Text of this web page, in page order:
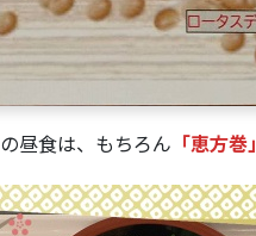
昼食は、もちろん 「恵方巻」